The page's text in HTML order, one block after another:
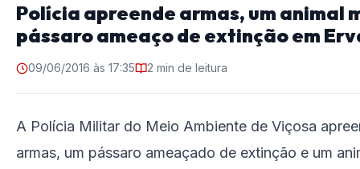
Polícia apreende armas, um animal
pássaro ameaço de extinção em
09/06/2016 às 17:35 2 min de leitura
A Polícia Militar do Meio Ambiente de Viçosa
armas, um pássaro ameaçado de extinção e um